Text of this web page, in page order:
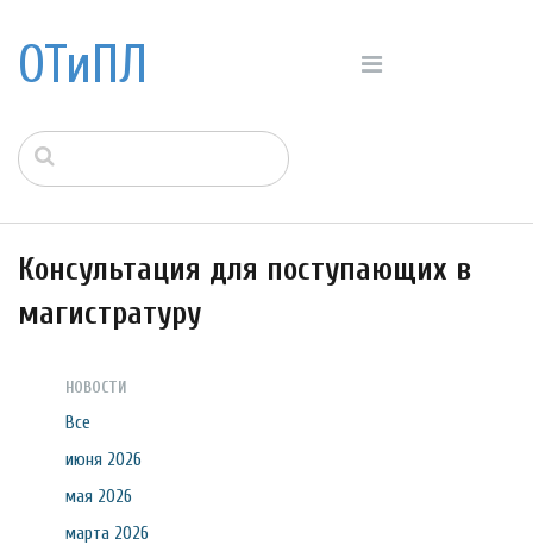
ОТиПЛ
Консультация для поступающих в
магистратуру
НОВОСТИ
Все
июня 2026
мая 2026
марта 2026